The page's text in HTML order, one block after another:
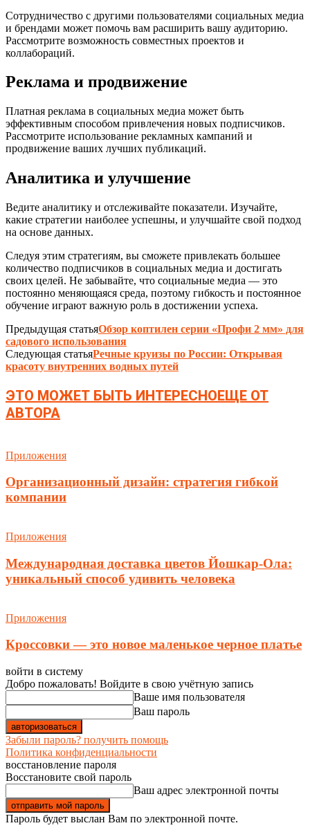
Сотрудничество с другими пользователями социальных медиа
и брендами может помочь вам расширить вашу аудиторию.
Рассмотрите возможность совместных проектов и
коллабораций.
Реклама и продвижение
Платная реклама в социальных медиа может быть
эффективным способом привлечения новых подписчиков.
Рассмотрите использование рекламных кампаний и
продвижение ваших лучших публикаций.
Аналитика и улучшение
Ведите аналитику и отслеживайте показатели. Изучайте,
какие стратегии наиболее успешны, и улучшайте свой подход
на основе данных.
Следуя этим стратегиям, вы сможете привлекать большее
количество подписчиков в социальных медиа и достигать
своих целей. Не забывайте, что социальные медиа — это
постоянно меняющаяся среда, поэтому гибкость и постоянное
обучение играют важную роль в достижении успеха.
Предыдущая статьяОбзор коптилен серии «Профи 2 мм» для
садового использования
Следующая статьяРечные круизы по России: Открывая
красоту внутренних водных путей
ЭТО МОЖЕТ БЫТЬ ИНТЕРЕСНОЕЩЕ ОТ
АВТОРА
Приложения
Организационный дизайн: стратегия гибкой
компании
Приложения
Международная доставка цветов Йошкар-Ола:
уникальный способ удивить человека
Приложения
Кроссовки — это новое маленькое черное платье
войти в систему
Добро пожаловать! Войдите в свою учётную запись
Ваше имя пользователя
Ваш пароль
Забыли пароль? получить помощь
Политика конфиденциальности
восстановление пароля
Восстановите свой пароль
Ваш адрес электронной почты
Пароль будет выслан Вам по электронной почте.